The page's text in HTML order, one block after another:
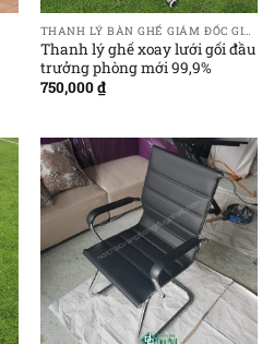
THANH LÝ BÀN GHẾ GIÁM ĐỐC GIÁ RẺ
Thanh lý ghế xoay lưới gối đầu
trưởng phòng mới 99,9%
750,000₫